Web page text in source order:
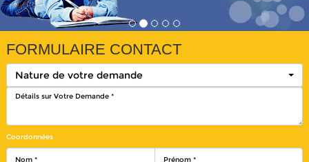
FORMULAIRE CONTACT
Nature de votre demande
Coordonnées